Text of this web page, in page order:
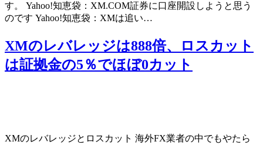
す。 Yahoo!知恵袋：XM.COM証券に口座開設しようと思う
のです Yahoo!知恵袋：XMは追い…
XMのレバレッジは888倍、ロスカット
は証拠金の5％でほぼ0カット
XMのレバレッジとロスカット 海外FX業者の中でもやたら